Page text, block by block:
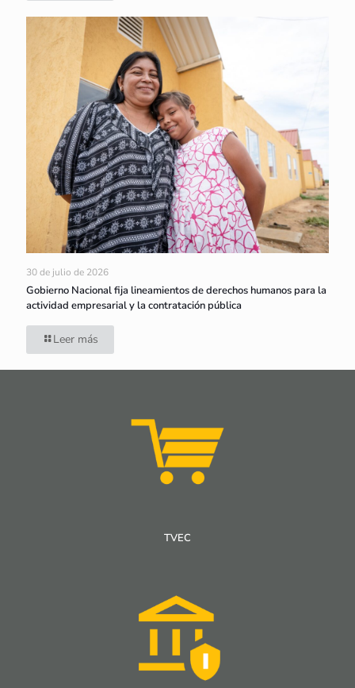
30 de julio de 2026
Gobierno Nacional fija lineamientos de derechos humanos para la
actividad empresarial y la contratación pública
Leer más
TVEC